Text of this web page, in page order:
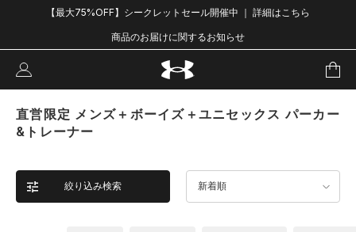
【最大75%OFF】シークレットセール開催中 ｜ 詳細はこちら
商品のお届けに関するお知らせ
直営限定 メンズ＋ボーイズ＋ユニセックス パーカー
&トレーナー
絞り込み検索 新着順